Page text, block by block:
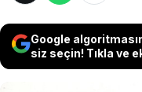
Google
siz seçin! Tıkla ve